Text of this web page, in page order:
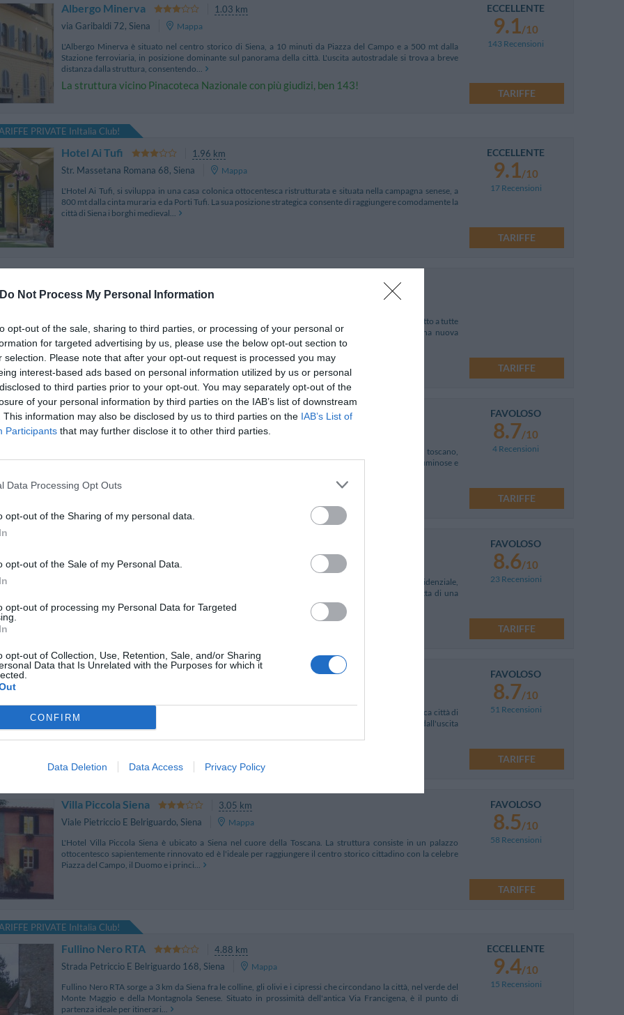
Do Not Process My Personal Information
opt-out of the sale, sharing to third parties, or processing of your personal or
for targeted advertising by us, please use the below opt-out section to
selection. Please note that after your opt-out request is processed you may
interest-based ads based on personal information utilized by us or personal
to third parties prior to your opt-out. You may separately opt-out of the
of your personal information by third parties on the IAB’s list of downstream
This information may also be disclosed by us to third parties on the IAB’s List of
Participants that may further disclose it to other third parties.
Data Processing Opt Outs
opt-out of the Sharing of my personal data.
opt-out of the Sale of my Personal Data.
opt-out of processing my Personal Data for Targeted
opt-out of Collection, Use, Retention, Sale, and/or Sharing
Data that Is Unrelated with the Purposes for which it
CONFIRM
Data Deletion Data Access Privacy Policy
Albergo Minerva
1.03 km
via Garibaldi 72, Siena
Mappa
L'Albergo Minerva è situato nel centro storico di Siena, a 10 minuti da Piazza del Campo e a 500 mt dalla
Stazione ferroviaria, in posizione dominante sul panorama della città. L'uscita autostradale si trova a breve
distanza dalla struttura, consentendo...
La struttura vicino Pinacoteca Nazionale con più giudizi, ben 143!
ECCELLENTE
9.1/10
143 Recensioni
TARIFFE
PRIVATE InItalia Club!
Hotel Ai Tufi
1.96 km
Str. Massetana Romana 68, Siena
Mappa
L'Hotel Ai Tufi, si sviluppa in una casa colonica ottocentesca ristrutturata e situata nella campagna senese, a
800 mt dalla cinta muraria e da Porti Tufi. La sua posizione strategica consente di raggiungere comodamente la
città di Siena i borghi medieval...
ECCELLENTE
9.1/10
17 Recensioni
TARIFFE
Strada Di Santa Maria A Tressa 33,Siena
Situata ad un solo chilometro dal centro di Siena, fuori dalla zona ZTL e in posizione privilegiata rispetto a tutte
le attrazioni cittadine fra cui la famosa Piazza del Campo ed il Duomo, Villa Tuscany Siena è una nuova
struttura ricettiva ideale per ogn...
TARIFFE
Fonte Dei Tufi
1.13 km
Strada dei Tufi 61 ,Siena
Mappa
Il B & B Fonte dei Tufi è una struttura accogliente e confortevole, ricavata da un antico casolare toscano,
situata in posizione favorevolissima al centro storico della città di Siena. Ha poche camere, molto luminose e
FAVOLOSO
8.7/10
4 Recensioni
TARIFFE
Via N. Orlandi 32,Siena
L'Hotel Executive è situato nella parte settentrionale della periferia di Siena in una tranquilla zona residenziale,
vicino alla Stazione ferroviaria locale e facilmente raggiungibile dal centro storico di Siena. Si tratta di una
destinazione ideale sia...
FAVOLOSO
8.6/10
23 Recensioni
TARIFFE
Il Sangallo Park Hotel vanta una posizione panoramica sulla collina di Vico Alto, alle porte della storica città di
Siena. Immerso nel verde di un ampio giardino, il Sangallo Park Hotel è facilmente raggiungibile dall'uscita
FAVOLOSO
8.7/10
51 Recensioni
TARIFFE
Villa Piccola Siena
3.05 km
Viale Pietriccio E Belriguardo, Siena
Mappa
L'Hotel Villa Piccola Siena è ubicato a Siena nel cuore della Toscana. La struttura consiste in un palazzo
ottocentesco sapientemente rinnovato ed è l'ideale per raggiungere il centro storico cittadino con la celebre
Piazza del Campo, il Duomo e i princi...
FAVOLOSO
8.5/10
58 Recensioni
TARIFFE
PRIVATE InItalia Club!
Fullino Nero RTA
4.88 km
Strada Petriccio E Belriguardo 168, Siena
Mappa
Fullino Nero RTA sorge a 3 km da Siena fra le colline, gli olivi e i cipressi che circondano la città, nel verde del
Monte Maggio e della Montagnola Senese. Situato in prossimità dell'antica Via Francigena, è il punto di
partenza ideale per itinerari...
ECCELLENTE
9.4/10
15 Recensioni